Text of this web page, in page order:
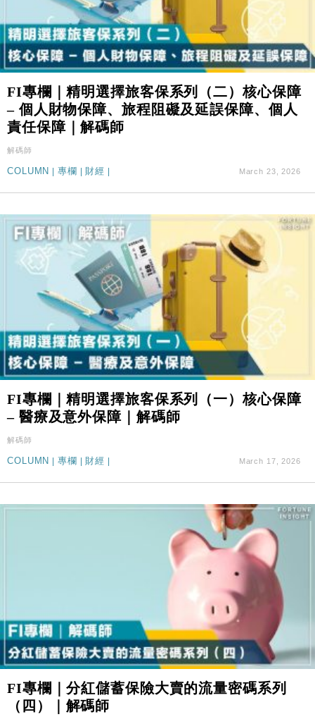
FI專欄｜精明選擇旅客保系列（二）核心保障
– 個人財物保障、旅程阻礙及延誤保障、個人
責任保障｜解碼師
解碼師
COLUMN 專欄 財經 March 23, 2026
FI專欄｜精明選擇旅客保系列（一）核心保障
– 醫療及意外保障｜解碼師
解碼師
COLUMN | 專欄 | 財經 | March 17, 2026
FI專欄｜分紅儲蓄保險大賣的流量密碼系列
（四）｜解碼師